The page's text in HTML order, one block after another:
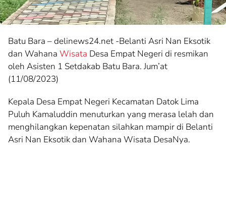
Batu Bara – delinews24.net -Belanti Asri Nan Eksotik
dan Wahana Wisata Desa Empat Negeri di resmikan
oleh Asisten 1 Setdakab Batu Bara. Jum’at
(11/08/2023)
Kepala Desa Empat Negeri Kecamatan Datok Lima
Puluh Kamaluddin menuturkan yang merasa lelah dan
menghilangkan kepenatan silahkan mampir di Belanti
Asri Nan Eksotik dan Wahana Wisata DesaNya.